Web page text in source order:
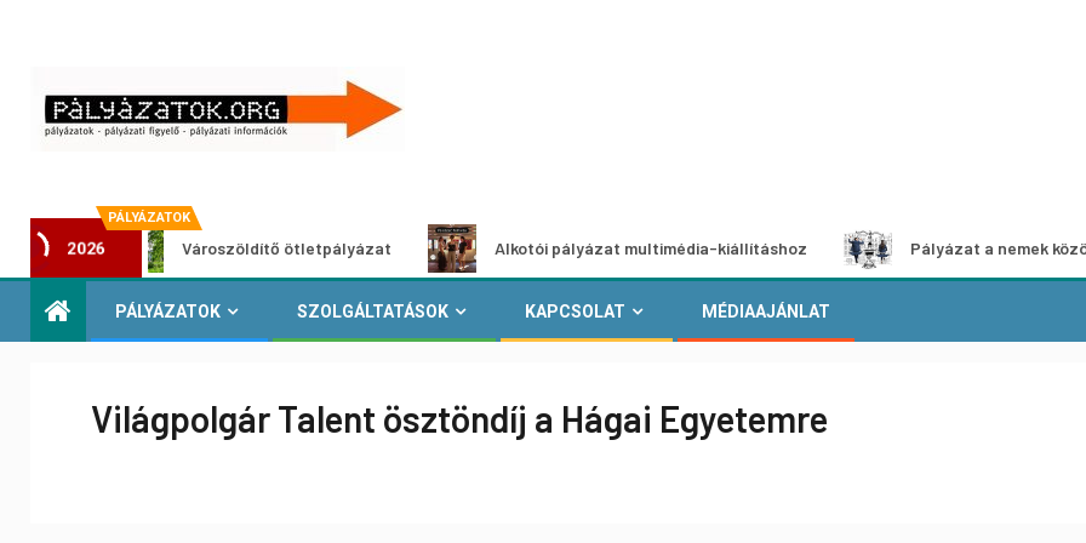
PÁLYÁZATOK
2026Városzöldítő ötletpályázat Alkotói pályázat multimédia-kiállításhoz Pályázat a nemek közötti
PÁLYÁZATOK SZOLGÁLTATÁSOK KAPCSOLAT MÉDIAAJÁNLAT
Világpolgár Talent ösztöndíj a Hágai Egyetemre